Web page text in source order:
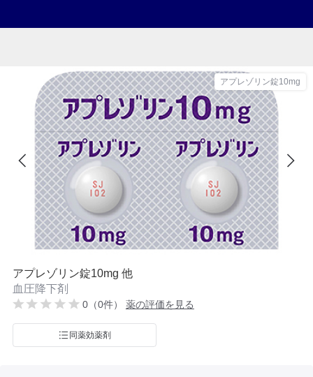
アプレゾリン錠10mg
アプレゾリン錠10mg 他
血圧降下剤
0（0件） 薬の評価を見る
同薬効薬剤